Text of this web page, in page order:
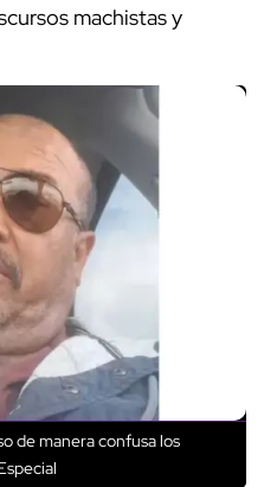
machistas y
de manera confusa los